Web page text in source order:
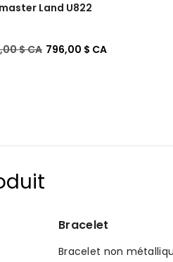
Land U822
réduit de
$ CAà796,00 $ CA
Bracelet
Bracelet non